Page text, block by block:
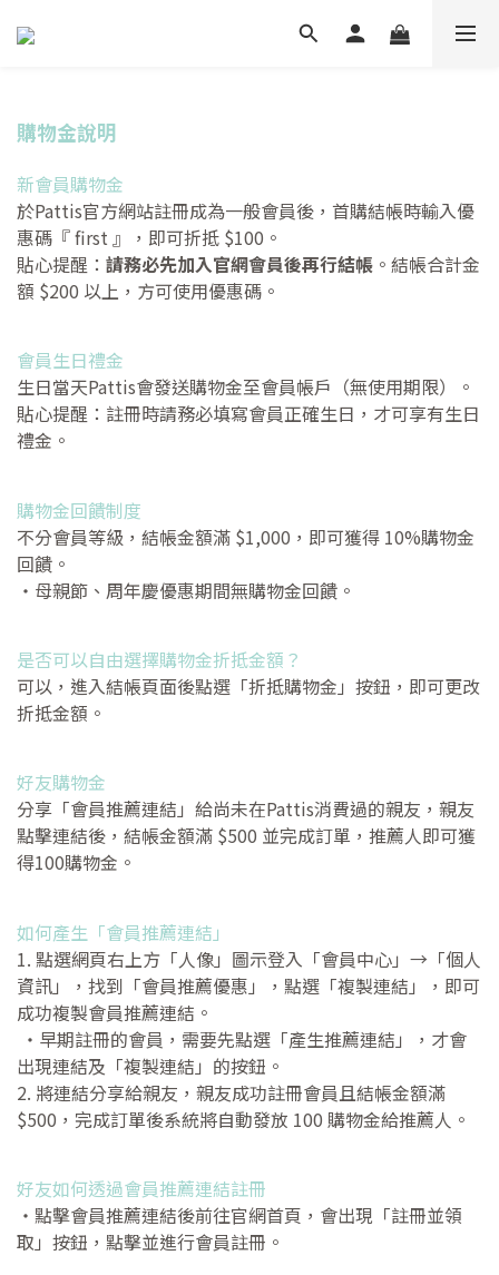
購物金說明
新會員購物金
於Pattis官方網站註冊成為一般會員後，首購結帳時輸入優
惠碼『 first 』，即可折抵 $100。
貼心提醒： 請務必先加入官網會員後再行結帳 。結帳合計金
額 $200 以上，方可使用優惠碼。
會員生日禮金
生日當天Pattis會發送購物金至會員帳戶（無使用期限）。
貼心提醒：註冊時請務必填寫會員正確生日，才可享有生日
禮金。
購物金回饋制度
不分會員等級，結帳金額滿 $1,000，即可獲得 10%購物金
回饋。
・母親節、周年慶優惠期間無購物金回饋。
是否可以自由選擇購物金折抵金額？
可以，進入結帳頁面後點選「折抵購物金」按鈕，即可更改
折抵金額。
好友購物金
分享「會員推薦連結」給尚未在Pattis消費過的親友，親友
點擊連結後，結帳金額滿 $500 並完成訂單，推薦人即可獲
得100購物金。
如何產生「會員推薦連結」
1. 點選網頁右上方「人像」圖示登入「會員中心」→「個人
資訊」，找到「會員推薦優惠」，點選「複製連結」，即可
成功複製會員推薦連結。
・早期註冊的會員，需要先點選「產生推薦連結」，才會
出現連結及「複製連結」的按鈕。
2. 將連結分享給親友，親友成功註冊會員且結帳金額滿
$500，完成訂單後系統將自動發放 100 購物金給推薦人。
好友如何透過會員推薦連結註冊
・點擊會員推薦連結後前往官網首頁，會出現「註冊並領
取」按鈕，點擊並進行會員註冊。